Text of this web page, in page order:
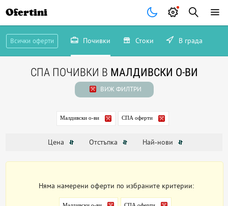
Ofertini
Всички оферти Почивки Стоки В града
СПА ПОЧИВКИ В МАЛДИВСКИ О-ВИ
ВИЖ ФИЛТРИ
Малдивски о-ви СПА оферти
Цена Отстъпка Най-нови
Няма намерени оферти по избраните критерии: